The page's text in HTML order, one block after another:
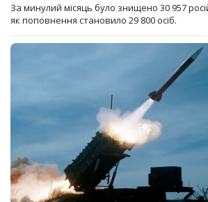
За минулий місяць було знищено 30 957
як поповнення становило 29 800 осіб.